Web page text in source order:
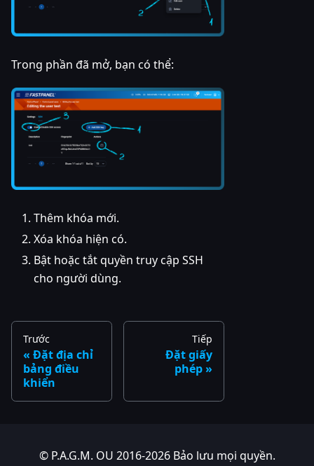
Trong phần đã mở, bạn có thể:
Thêm khóa mới.
Xóa khóa hiện có.
Bật hoặc tắt quyền truy cập SSH
cho người dùng.
Trước
Đặt địa chỉ
bảng điều
khiển
Tiếp
Đặt giấy
phép
© P.A.G.M. OU 2016-2026 Bảo lưu mọi quyền.